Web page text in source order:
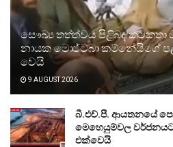
සෞඛ්‍ය තත්ත්වය පිළිබඳ කටකතා
නායක මොජ්ටබා කම්නේයිගේ
වෙයි
9 AUGUST 2026
බී.එච්.පී. ආයතනයේ
මෙහෙයුම්වල
එක්වෙයි